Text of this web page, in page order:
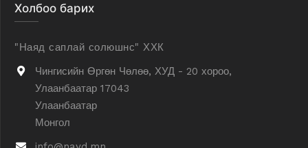
Холбоо барих
"Наяд саплай солюшнс" ХХК
Чингисийн Өргөн Чөлөө, ХУД - 20 хороо,
Улаанбаатар 17043
Улаанбаатар
Монгол